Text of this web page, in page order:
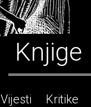
Knjige
Vijesti Kritike